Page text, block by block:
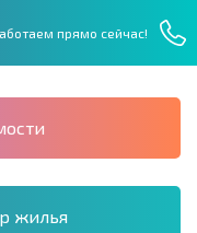
прямо сейчас!
жилья